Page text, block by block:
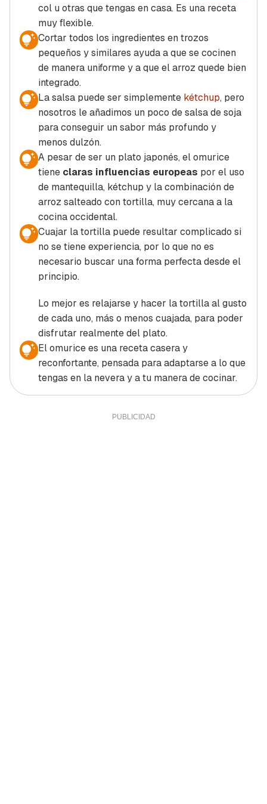
col u otras que tengas en casa. Es una receta
muy flexible.
Cortar todos los ingredientes en trozos
pequeños y similares ayuda a que se cocinen
de manera uniforme y a que el arroz quede bien
integrado.
La salsa puede ser simplemente kétchup, pero
nosotros le añadimos un poco de salsa de soja
para conseguir un sabor más profundo y
menos dulzón.
A pesar de ser un plato japonés, el omurice
tiene claras influencias europeas por el uso
de mantequilla, kétchup y la combinación de
arroz salteado con tortilla, muy cercana a la
cocina occidental.
Cuajar la tortilla puede resultar complicado si
no se tiene experiencia, por lo que no es
necesario buscar una forma perfecta desde el
principio.
Lo mejor es relajarse y hacer la tortilla al gusto
de cada uno, más o menos cuajada, para poder
disfrutar realmente del plato.
El omurice es una receta casera y
reconfortante, pensada para adaptarse a lo que
tengas en la nevera y a tu manera de cocinar.